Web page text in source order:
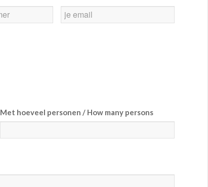
E-
mail
Met hoeveel personen / How many persons